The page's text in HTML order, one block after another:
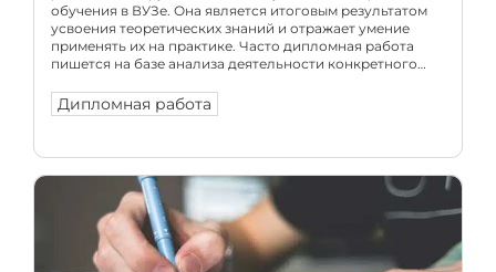
обучения в ВУЗе. Она является итоговым результатом
усвоения теоретических знаний и отражает умение
применять их на практике. Часто дипломная работа
пишется на базе анализа деятельности конкретного
результаты могут помочь улучшить те или иные аcпекты
деятельности. Вы всегда […]
Дипломная работа